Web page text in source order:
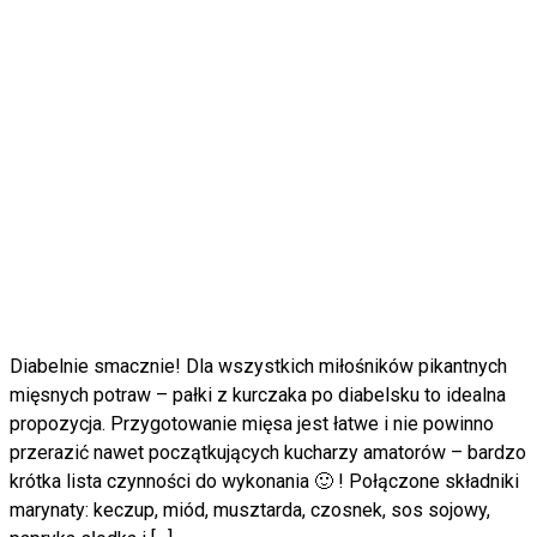
Diabelnie smacznie! Dla wszystkich miłośników pikantnych
mięsnych potraw – pałki z kurczaka po diabelsku to idealna
propozycja. Przygotowanie mięsa jest łatwe i nie powinno
przerazić nawet początkujących kucharzy amatorów – bardzo
krótka lista czynności do wykonania 🙂 ! Połączone składniki
marynaty: keczup, miód, musztarda, czosnek, sos sojowy,